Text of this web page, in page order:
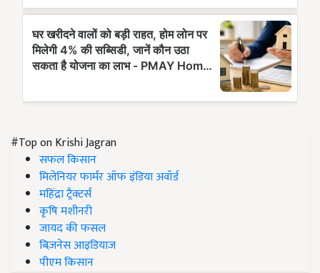
#Top on Krishi Jagran
सफल किसान
मिलेनियर फार्मर ऑफ इंडिया अवॉर्ड
महिंद्रा ट्रैक्टर्स
कृषि मशीनरी
जायद की फसल
बिज़नेस आइडियाज
पीएम किसान